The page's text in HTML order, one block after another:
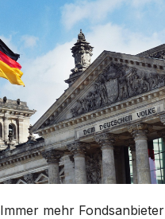
​Immer mehr Fondsanbieter